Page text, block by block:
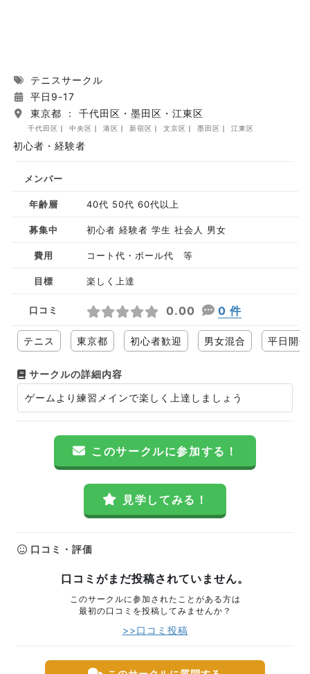
テニスサークル
平日9-17
東京都 ： 千代田区・墨田区・江東区
千代田区 中央区 港区 新宿区 文京区 墨田区 江東区
初心者・経験者
メンバー
年齢層 40代 50代 60代以上
募集中 初心者 経験者 学生 社会人 男女
費用 コート代・ボール代 等
目標 楽しく上達
口コミ 0.00 0 件
テニス 東京都 初心者歓迎 男女混合 平日開催
サークルの詳細内容
ゲームより練習メインで楽しく上達しましょう
このサークルに参加する！
見学してみる！
口コミ・評価
口コミがまだ投稿されていません。
このサークルに参加されたことがある方は
最初の口コミを投稿してみませんか？
>>口コミ投稿